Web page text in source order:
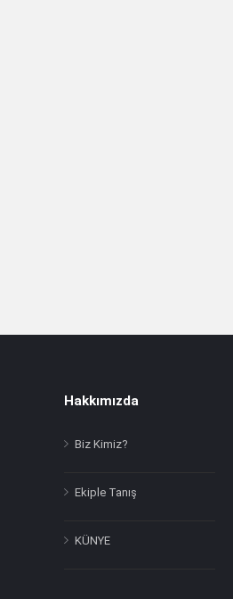
Hakkımızda
Biz Kimiz?
Ekiple Tanış
KÜNYE